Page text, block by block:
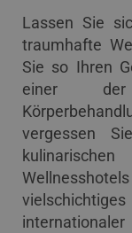
Lassen Sie
traumhafte
Sie so Ihren
einer der
vergessen